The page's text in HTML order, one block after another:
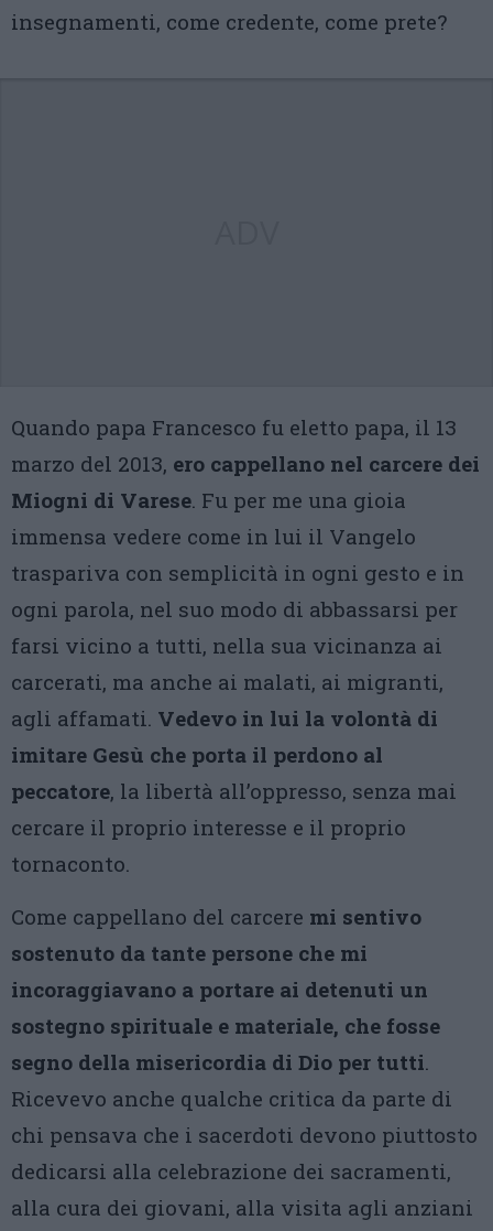
insegnamenti, come credente, come prete?
Quando papa Francesco fu eletto papa, il 13
marzo del 2013, ero cappellano nel carcere dei
Miogni di Varese. Fu per me una gioia
immensa vedere come in lui il Vangelo
traspariva con semplicità in ogni gesto e in
ogni parola, nel suo modo di abbassarsi per
farsi vicino a tutti, nella sua vicinanza ai
carcerati, ma anche ai malati, ai migranti,
agli affamati. Vedevo in lui la volontà di
imitare Gesù che porta il perdono al
peccatore, la libertà all’oppresso, senza mai
cercare il proprio interesse e il proprio
tornaconto.
Come cappellano del carcere mi sentivo
sostenuto da tante persone che mi
incoraggiavano a portare ai detenuti un
sostegno spirituale e materiale, che fosse
segno della misericordia di Dio per tutti.
Ricevevo anche qualche critica da parte di
chi pensava che i sacerdoti devono piuttosto
dedicarsi alla celebrazione dei sacramenti,
alla cura dei giovani, alla visita agli anziani